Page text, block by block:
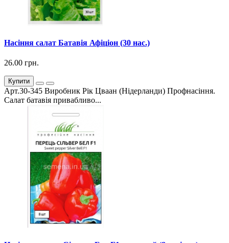
Насіння салат Батавія Афіціон (30 нас.)
26.00 грн.
Купити
Арт.30-345 Виробник Рік Цваан (Нідерланди) Профнасіння.
Салат батавія привабливо...